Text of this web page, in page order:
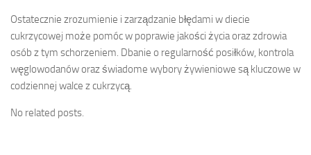
Ostatecznie zrozumienie i zarządzanie błędami w diecie
cukrzycowej może pomóc w poprawie jakości życia oraz zdrowia
osób z tym schorzeniem. Dbanie o regularność posiłków, kontrola
węglowodanów oraz świadome wybory żywieniowe są kluczowe w
codziennej walce z cukrzycą.
No related posts.